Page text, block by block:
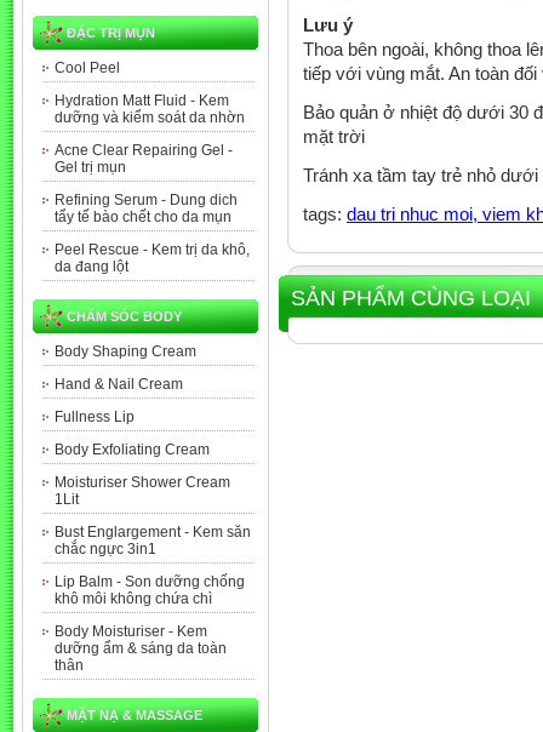
ĐẶC TRỊ MỤN
Cool Peel
Hydration Matt Fluid - Kem
dưỡng và kiểm soát da nhờn
Acne Clear Repairing Gel -
Gel trị mụn
Refining Serum - Dung dich
tẩy tế bào chết cho da mụn
Peel Rescue - Kem trị da khô,
da đang lột
CHĂM SÓC BODY
Body Shaping Cream
Hand & Nail Cream
Fullness Lip
Body Exfoliating Cream
Moisturiser Shower Cream
1Lit
Bust Englargement - Kem săn
chắc ngực 3in1
Lip Balm - Son dưỡng chống
khô môi không chứa chì
Body Moisturiser - Kem
dưỡng ẩm & sáng da toàn
thân
MẶT NẠ & MASSAGE
Lưu ý
Thoa bên ngoài, không thoa
tiếp với vùng mắt. An toàn
Bảo quản ở nhiệt độ dưới 30
mặt trời
Tránh xa tầm tay trẻ nhỏ dưới
tags: dau tri nhuc moi, viem
SẢN PHẨM CÙNG LOẠI